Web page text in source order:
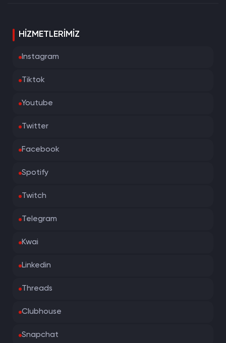
HIZMETLERIMIZ
Instagram
Tiktok
Youtube
Twitter
Facebook
Spotify
Twitch
Telegram
Kwai
Linkedin
Threads
Clubhouse
Snapchat